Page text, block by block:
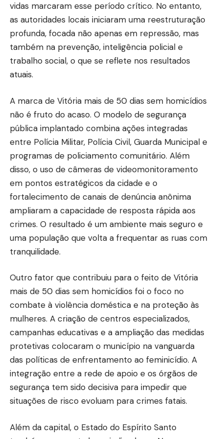
vidas marcaram esse período crítico. No entanto,
as autoridades locais iniciaram uma reestruturação
profunda, focada não apenas em repressão, mas
também na prevenção, inteligência policial e
trabalho social, o que se reflete nos resultados
atuais.
A marca de Vitória mais de 50 dias sem homicídios
não é fruto do acaso. O modelo de segurança
pública implantado combina ações integradas
entre Polícia Militar, Polícia Civil, Guarda Municipal e
programas de policiamento comunitário. Além
disso, o uso de câmeras de videomonitoramento
em pontos estratégicos da cidade e o
fortalecimento de canais de denúncia anônima
ampliaram a capacidade de resposta rápida aos
crimes. O resultado é um ambiente mais seguro e
uma população que volta a frequentar as ruas com
tranquilidade.
Outro fator que contribuiu para o feito de Vitória
mais de 50 dias sem homicídios foi o foco no
combate à violência doméstica e na proteção às
mulheres. A criação de centros especializados,
campanhas educativas e a ampliação das medidas
protetivas colocaram o município na vanguarda
das políticas de enfrentamento ao feminicídio. A
integração entre a rede de apoio e os órgãos de
segurança tem sido decisiva para impedir que
situações de risco evoluam para crimes fatais.
Além da capital, o Estado do Espírito Santo